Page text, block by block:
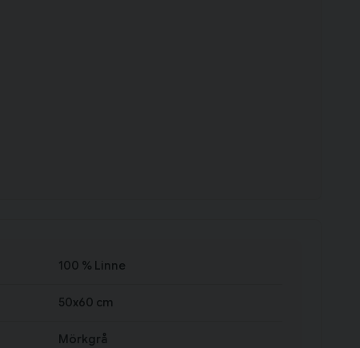
100 % Linne
50x60 cm
Mörkgrå